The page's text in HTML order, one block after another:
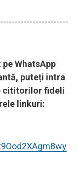
WhatsApp
puteți intra
cititorilor fideli
linkuri: